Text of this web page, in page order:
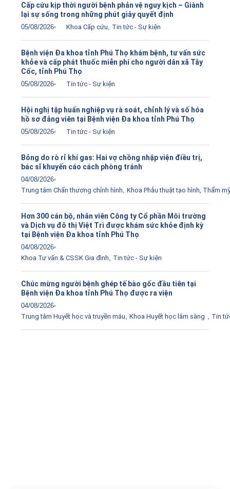
Cấp cứu kịp thời người bệnh phản vệ nguy kịch – Giành
lại sự sống trong những phút giây quyết định
05/08/2026 Khoa Cấp cứu Tin tức - Sự kiện
Bệnh viện Đa khoa tỉnh Phú Thọ khám bệnh, tư vấn sức
khỏe và cấp phát thuốc miễn phí cho người dân xã Tây
Cốc, tỉnh Phú Thọ
05/08/2026 Tin tức - Sự kiện
Hội nghị tập huấn nghiệp vụ rà soát, chỉnh lý và số hóa
hồ sơ đảng viên tại Bệnh viện Đa khoa tỉnh Phú Thọ
05/08/2026 Tin tức - Sự kiện
Bỏng do rò rỉ khí gas: Hai vợ chồng nhập viện điều trị,
bác sĩ khuyến cáo cách phòng tránh
04/08/2026
Trung tâm Chấn thương chỉnh hình Khoa Phẫu thuật tạo hình, Thẩm
Hơn 300 cán bộ, nhân viên Công ty Cổ phần Môi trường
và Dịch vụ đô thị Việt Trì được khám sức khỏe định kỳ
tại Bệnh viện Đa khoa tỉnh Phú Thọ
04/08/2026
Khoa Tư vấn & CSSK Gia đình
Tin tức - Sự kiện
Chúc mừng người bệnh ghép tế bào gốc đầu tiên tại
Bệnh viện Đa khoa tỉnh Phú Thọ được ra viện
04/08/2026
Trung tâm Huyết học và truyền máu Khoa Huyết học lâm sàng Tin